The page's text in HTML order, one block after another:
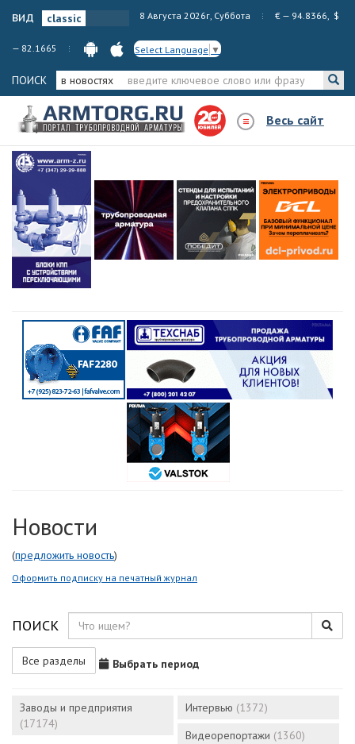
вид 8 Августа 2026г, Суббота € — 94.8366, $
— 82.1665 Select Language ▼
ПОИСК в новостях
Весь сайт
Новости
(предложить новость)
Оформить подписку на печатный журнал
ПОИСК
Все разделы Выбрать период
Заводы и предприятия
(17174)
Интервью (1372)
Видеорепортажи (1360)